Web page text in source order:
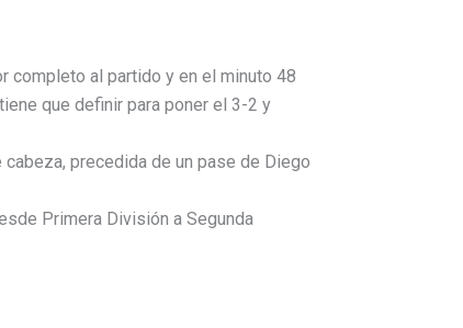
completo al partido y en el minuto 48
que definir para poner el 3-2 y
precedida de un pase de Diego
Primera División a Segunda